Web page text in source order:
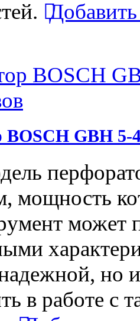
GBH 5-
мощность
может
но
в работе с